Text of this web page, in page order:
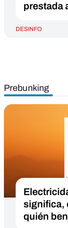
prestada
DESINFO
Prebunking
significa,
quién